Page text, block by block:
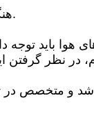
3. هنگام باز کردن بسته بندی بیرونی باید مراقب باشید، کیسه های بادی را خراش ندهید، می توان برای بار دوم دوباره استفاده کرد.